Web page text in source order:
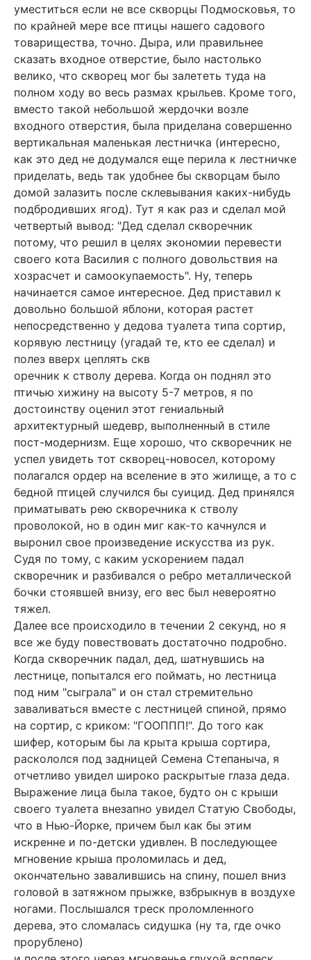
уместиться если не все скворцы Подмосковья, то
по крайней мере все птицы нашего садового
товарищества, точно. Дыра, или правильнее
сказать входное отверстие, было настолько
велико, что скворец мог бы залететь туда на
полном ходу во весь размах крыльев. Кроме того,
вместо такой небольшой жердочки возле
входного отверстия, была приделана совершенно
вертикальная маленькая лестничка (интересно,
как это дед не додумался еще перила к лестничке
приделать, ведь так удобнее бы скворцам было
домой залазить после склевывания каких-нибудь
подбродивших ягод). Тут я как раз и сделал мой
четвертый вывод: "Дед сделал скворечник
потому, что решил в целях экономии перевести
своего кота Василия с полного довольствия на
хозрасчет и самоокупаемость". Ну, теперь
начинается самое интересное. Дед приставил к
довольно большой яблони, которая растет
непосредственно у дедова туалета типа сортир,
корявую лестницу (угадай те, кто ее сделал) и
полез вверх цеплять скв
оречник к стволу дерева. Когда он поднял это
птичью хижину на высоту 5-7 метров, я по
достоинству оценил этот гениальный
архитектурный шедевр, выполненный в стиле
пост-модернизм. Еще хорошо, что скворечник не
успел увидеть тот скворец-новосел, которому
полагался ордер на вселение в это жилище, а то с
бедной птицей случился бы суицид. Дед принялся
приматывать рею скворечника к стволу
проволокой, но в один миг как-то качнулся и
выронил свое произведение искусства из рук.
Судя по тому, с каким ускорением падал
скворечник и разбивался о ребро металлической
бочки стоявшей внизу, его вес был невероятно
тяжел.
Далее все происходило в течении 2 секунд, но я
все же буду повествовать достаточно подробно.
Когда скворечник падал, дед, шатнувшись на
лестнице, попытался его поймать, но лестница
под ним "сыграла" и он стал стремительно
заваливаться вместе с лестницей спиной, прямо
на сортир, с криком: "ГООППП!". До того как
шифер, которым бы ла крыта крыша сортира,
раскололся под задницей Семена Степаныча, я
отчетливо увидел широко раскрытые глаза деда.
Выражение лица была такое, будто он с крыши
своего туалета внезапно увидел Статую Свободы,
что в Нью-Йорке, причем был как бы этим
искренне и по-детски удивлен. В последующее
мгновение крыша проломилась и дед,
окончательно завалившись на спину, пошел вниз
головой в затяжном прыжке, взбрыкнув в воздухе
ногами. Послышался треск проломленного
дерева, это сломалась сидушка (ну та, где очко
прорублено)